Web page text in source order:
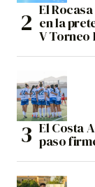
El
en la
V Torneo
El Costa
paso